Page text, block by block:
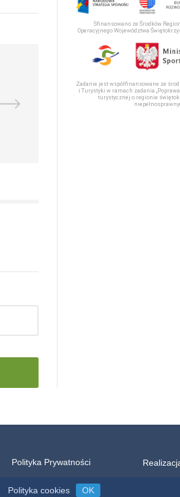
Sfinansowano ze Środków
Operacyjnego Województwa
Zadanie jest współfinansowane ze
i Turystyki w ramach zadania
turystycznej o regionie
Polityka Prywatności
Polityka cookies OK